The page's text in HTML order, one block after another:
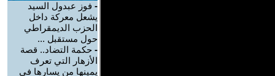
- فوز عبدول السيد
يشعل معركة داخل
الحزب الديمقراطي
حول مستقبل ...
- حكمة التضاد.. قصة
الأزهار التي تعرف
يمينها من يسارها في